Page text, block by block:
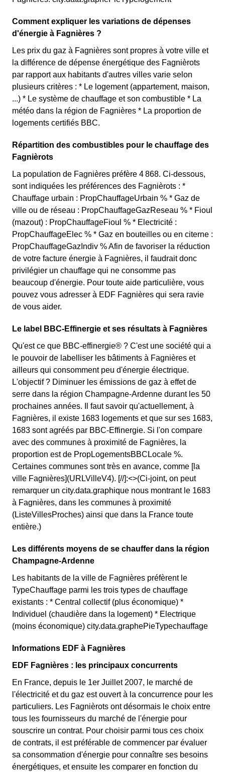
Comment expliquer les variations de dépenses
d'énergie à Fagnières ?
Les prix du gaz à Fagnières sont propres à votre ville et
la différence de dépense énergétique des Fagnièrots
par rapport aux habitants d'autres villes varie selon
plusieurs critères : * Le logement (appartement, maison,
...) * Le système de chauffage et son combustible * La
météo dans la région de Fagnières * La proportion de
logements certifiés BBC.
Répartition des combustibles pour le chauffage des
Fagnièrots
La population de Fagnières préfère 4 868. Ci-dessous,
sont indiquées les préférences des Fagnièrots : *
Chauffage urbain : PropChauffageUrbain % * Gaz de
ville ou de réseau : PropChauffageGazReseau % * Fioul
(mazout) : PropChauffageFioul % * Electricité :
PropChauffageElec % * Gaz en bouteilles ou en citerne :
PropChauffageGazIndiv % Afin de favoriser la réduction
de votre facture énergie à Fagnières, il faudrait donc
privilégier un chauffage qui ne consomme pas
beaucoup d'énergie. Pour toute aide particulière, vous
pouvez vous adresser à EDF Fagnières qui sera ravie
de vous aider.
Le label BBC-Effinergie et ses résultats à Fagnières
Qu'est ce que BBC-effinergie® ? C'est une société qui a
le pouvoir de labelliser les bâtiments à Fagnières et
ailleurs qui consomment peu d'énergie électrique.
L'objectif ? Diminuer les émissions de gaz à effet de
serre dans la région Champagne-Ardenne durant les 50
prochaines années. Il faut savoir qu'actuellement, à
Fagnières, il existe 1683 logements et que sur ses 1683,
1683 sont agréés par BBC-Effinergie. Si l'on compare
avec des communes à proximité de Fagnières, la
proportion est de PropLogementsBBCLocale %.
Certaines communes sont très en avance, comme [la
ville Fagnières](URLVilleV4). [//]:<>(Ci-joint, on peut
remarquer un city.data.graphique nous montrant le 1683
à Fagnières, dans les communes à proximité
(ListeVillesProches) ainsi que dans la France toute
entière.)
Les différents moyens de se chauffer dans la région
Champagne-Ardenne
Les habitants de la ville de Fagnières préfèrent le
TypeChauffage parmi les trois types de chauffage
existants : * Central collectif (plus économique) *
Individuel (chaudière dans la logement) * Electrique
(moins économique) city.data.graphePieTypechauffage
Informations EDF à Fagnières
EDF Fagnières : les principaux concurrents
En France, depuis le 1er Juillet 2007, le marché de
l'électricité et du gaz est ouvert à la concurrence pour les
particuliers. Les Fagnièrots ont désormais le choix entre
tous les fournisseurs du marché de l'énergie pour
souscrire un contrat. Pour choisir parmi tous ces choix
de contrats, il est préférable de commencer par évaluer
sa consommation d'énergie pour connaître ses besoins
énergétiques, et ensuite les comparer en fonction du